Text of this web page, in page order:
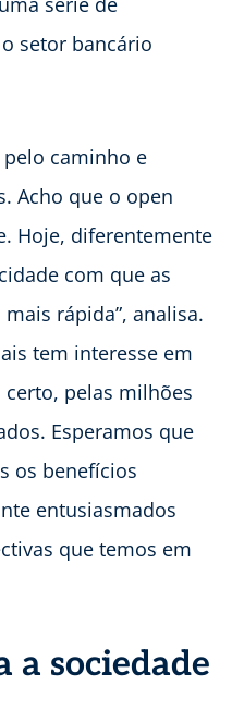
setor bancário
pelo caminho e
Acho que o open
Hoje, diferentemente
com que as
rápida”, analisa.
tem interesse em
pelas milhões
Esperamos que
os benefícios
entusiasmados
que temos em
a sociedade